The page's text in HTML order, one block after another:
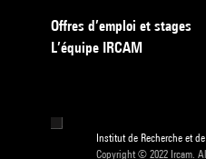
Offres d’emploi et stages
L’équipe IRCAM
Institut de Recherche et
Copyright © 2022 Ircam.